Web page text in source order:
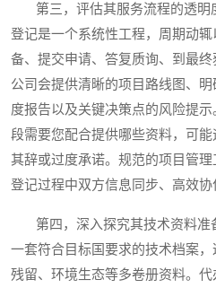
第三，评估其服务流程的透明
登记是一个系统性工程，周期动
备、提交申请、答复质询、到最
公司会提供清晰的项目路线图、
度报告以及关键决策点的风险提
段需要您配合提供哪些资料，可
其辞或过度承诺。规范的项目管
登记过程中双方信息同步、高效协
第四，深入探究其技术资料准
一套符合目标国要求的技术档案，
残留、环境生态等多卷册资料。